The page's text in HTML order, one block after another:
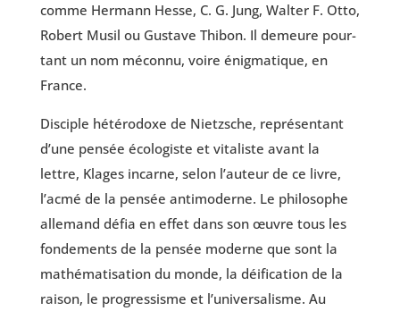
comme Her­mann Hesse, C. G. Jung, Wal­ter F. Otto,
Robert Musil ou Gus­tave Thi­bon. Il demeure pour­
tant un nom mécon­nu, voire énig­ma­tique, en
France.
Dis­ciple hété­ro­doxe de Nietzsche, repré­sen­tant
d’une pen­sée éco­lo­giste et vita­liste avant la
lettre, Klages incarne, selon l’auteur de ce livre,
l’acmé de la pen­sée anti­mo­derne. Le phi­lo­sophe
alle­mand défia en effet dans son œuvre tous les
fon­de­ments de la pen­sée moderne que sont la
mathé­ma­ti­sa­tion du monde, la déi­fi­ca­tion de la
rai­son, le pro­gres­sisme et l’universalisme. Au